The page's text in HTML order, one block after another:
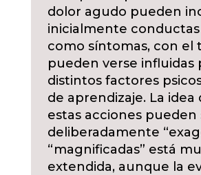
dolor agudo pueden
inicialmente
como síntomas, con el
pueden verse influidas
distintos factores
de aprendizaje. La idea
estas acciones pueden
deliberadamente
“magnificadas” está
extendida, aunque la